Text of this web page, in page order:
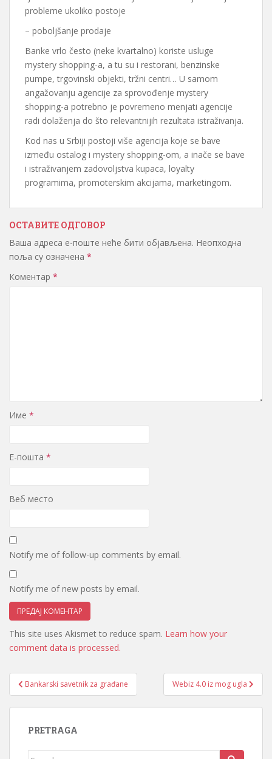
probleme ukoliko postoje
– poboljšanje prodaje
Banke vrlo često (neke kvartalno) koriste usluge
mystery shopping-a, a tu su i restorani, benzinske
pumpe, trgovinski objekti, tržni centri… U samom
angažovanju agencije za sprovođenje mystery
shopping-a potrebno je povremeno menjati agencije
radi dolaženja do što relevantnijih rezultata istraživanja.
Kod nas u Srbiji postoji više agencija koje se bave
između ostalog i mystery shopping-om, a inače se bave
i istraživanjem zadovoljstva kupaca, loyalty
programima, promoterskim akcijama, marketingom.
ОСТАВИТЕ ОДГОВОР
Ваша адреса е-поште неће бити објављена. Неопходна
поља су означена *
Коментар *
Име *
Е-пошта *
Веб место
Notify me of follow-up comments by email.
Notify me of new posts by email.
This site uses Akismet to reduce spam. Learn how your
comment data is processed.
Кретање
чланка
Bankarski savetnik za građane Webiz 4.0 iz mog ugla
PRETRAGA
Search